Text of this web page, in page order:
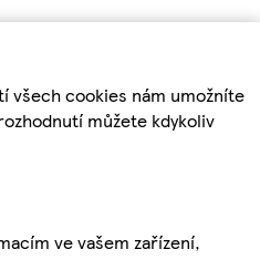
všech cookies nám umožníte
můžete kdykoliv
ve vašem zařízení,